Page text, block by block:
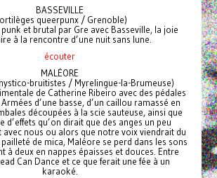
BASSEVILLE
queerpunx / Grenoble)
et brutal par Gre avec Basseville, la joie
à la rencontre d’une nuit sans lune.
écouter
MALÉORE
bruitistes / Myrelingue-la-Brumeuse)
de Catherine Ribeiro avec des pédales
d’une basse, d’un caillou ramassé en
découpées à la scie sauteuse, ainsi que
d’effets qu’on dirait que des anges un peu
avec nous ou alors que notre voix viendrait du
de mica, Maléore se perd dans les sons
à deux en nappes épaisses et douces. Entre
Can Dance et ce que ferait une fée à un
karaoké.